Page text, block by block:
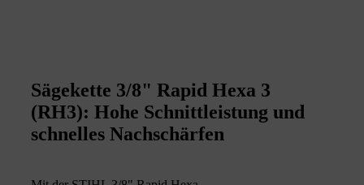
Sägekette 3/8" Rapid Hexa 3
(RH3): Hohe Schnittleistung und
schnelles Nachschärfen